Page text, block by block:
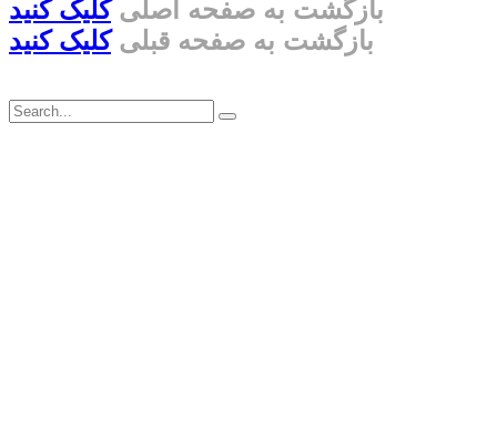
بازگشت به صفحه اصلیکلیک کنید
بازگشت به صفحه قبلیکلیک کنید